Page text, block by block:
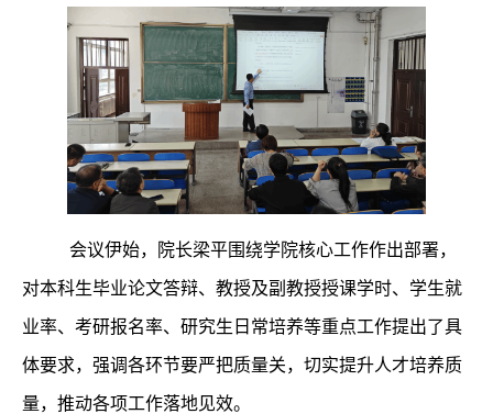
会议伊始，院长梁平围绕学院核心工作作出部署，
对本科生毕业论文答辩、教授及副教授授课学时、学生就
业率、考研报名率、研究生日常培养等重点工作提出了具
体要求，强调各环节要严把质量关，切实提升人才培养质
量，推动各项工作落地见效。